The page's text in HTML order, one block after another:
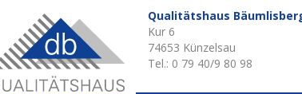
Qualitätshaus
Kur 6
74653 Künzelsau
Tel.: 0 79 40/9 80 98
Baustellen - Q453